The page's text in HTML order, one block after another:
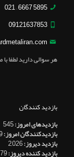
5895 6667 – 021
09121637853
هر سوالی دارید لطفا با
بازدید کنندگان
بازدیدهای امروز:545
بازدیدکنندگان امروز:
بازدید دیروز:2,026
بازدید کننده دیروز: